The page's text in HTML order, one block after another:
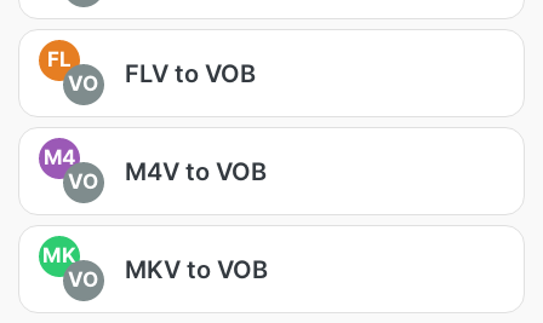
FL
VO
FLV to VOB
M4
VO
M4V to VOB
MK
VO
MKV to VOB